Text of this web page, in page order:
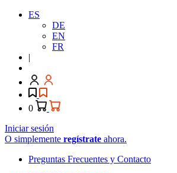
ES
DE
EN
FR
|
0
Iniciar sesión
O simplemente regístrate ahora.
Preguntas Frecuentes y Contacto